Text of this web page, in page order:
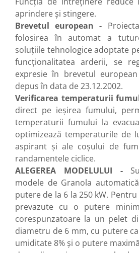
aprindere şi stingere.
Brevetul european -
folosirea în automat a
soluţiile tehnologice adoptate
funcţionalitatea arderii, se
expresie în brevetul european
depus în data de 23.12.2002.
Verificarea temperaturii
direct pe ieşirea fumului,
temperaturii fumului la
optimizează temperaturile de
aspirant şi ale coşului de
randamentele ciclice.
ALEGEREA MODELULUI -
modele de Granola
putere de la 6 la 250 kW.
prevazute cu o putere
corespunzatoare la un pelet
diametru de 6 mm, cu putere
umiditate 8% şi o putere